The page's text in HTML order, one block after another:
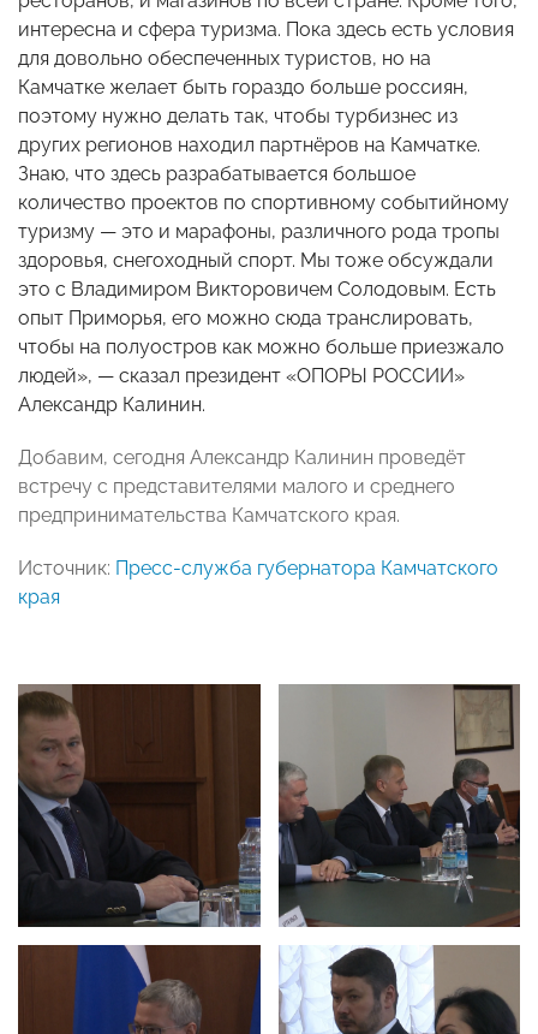
интересна и сфера туризма. Пока здесь есть условия
для довольно обеспеченных туристов, но на
Камчатке желает быть гораздо больше россиян,
поэтому нужно делать так, чтобы турбизнес из
других регионов находил партнёров на Камчатке.
Знаю, что здесь разрабатывается большое
количество проектов по спортивному событийному
туризму — это и марафоны, различного рода тропы
здоровья, снегоходный спорт. Мы тоже обсуждали
это с Владимиром Викторовичем Солодовым. Есть
опыт Приморья, его можно сюда транслировать,
чтобы на полуостров как можно больше приезжало
людей», — сказал президент «ОПОРЫ РОССИИ»
Александр Калинин.
Добавим, сегодня Александр Калинин проведёт
встречу с представителями малого и среднего
предпринимательства Камчатского края.
Источник: Пресс-служба губернатора Камчатского
края